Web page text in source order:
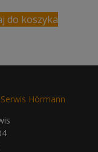
wynosiła:
8
do koszyka
Hörmann